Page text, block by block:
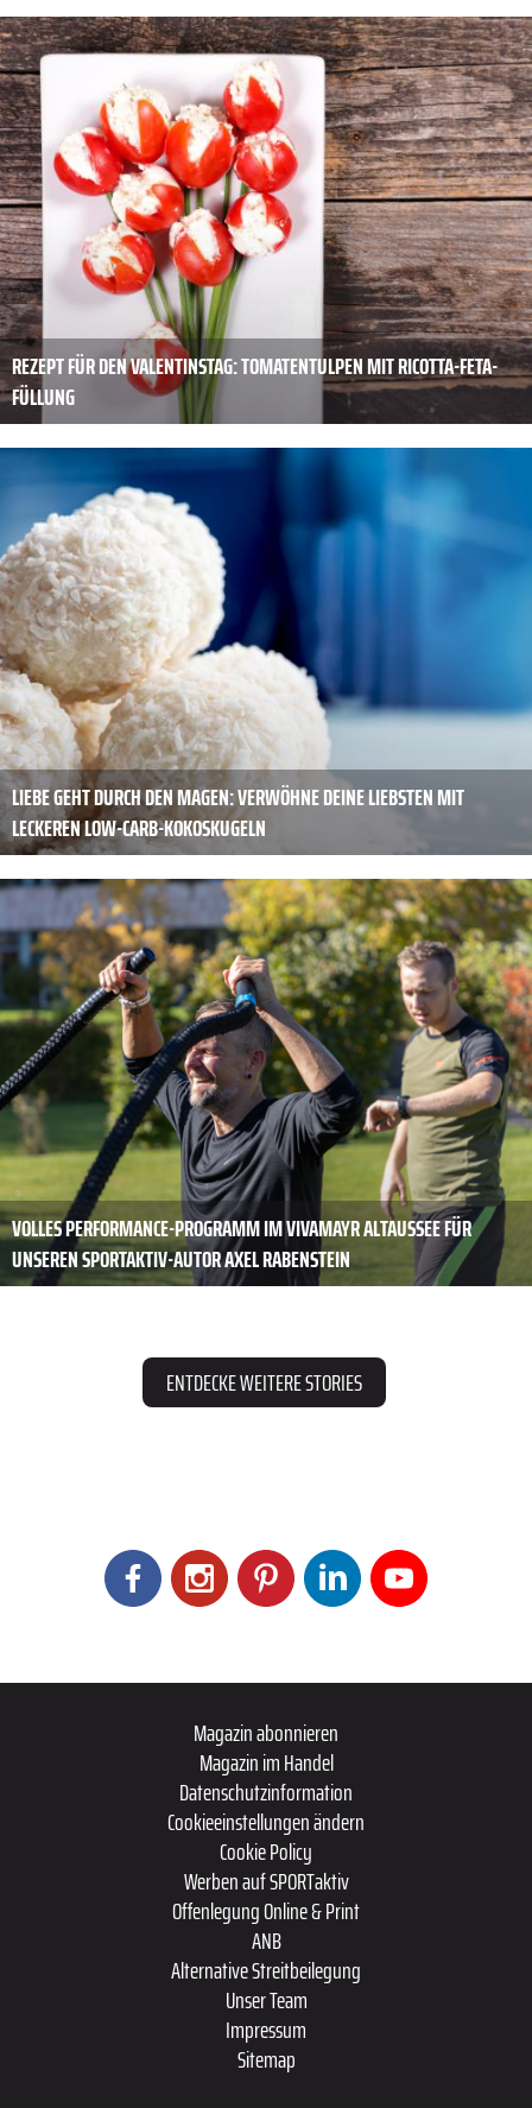
REZEPT FÜR DEN VALENTINSTAG: TOMATENTULPEN MIT RICOTTA-FETA-
FÜLLUNG
LIEBE GEHT DURCH DEN MAGEN: VERWÖHNE DEINE LIEBSTEN MIT
LECKEREN LOW-CARB-KOKOSKUGELN
VOLLES PERFORMANCE-PROGRAMM IM VIVAMAYR ALTAUSSEE FÜR
UNSEREN SPORTAKTIV-AUTOR AXEL RABENSTEIN
ENTDECKE WEITERE STORIES
Magazin abonnieren
Magazin im Handel
Datenschutzinformation
Cookieeinstellungen ändern
Cookie Policy
Werben auf SPORTaktiv
Offenlegung Online & Print
ANB
Alternative Streitbeilegung
Unser Team
Impressum
Sitemap